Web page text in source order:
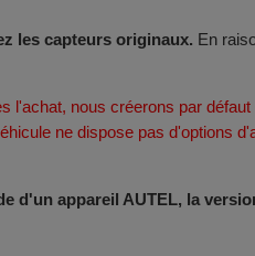
les capteurs originaux. En
l'achat, nous créerons par
ne dispose pas d'options
d'un appareil AUTEL, la